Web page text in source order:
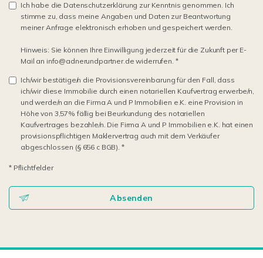
Ich habe die Datenschutzerklärung zur Kenntnis genommen. Ich
stimme zu, dass meine Angaben und Daten zur Beantwortung
meiner Anfrage elektronisch erhoben und gespeichert werden.
Hinweis: Sie können Ihre Einwilligung jederzeit für die Zukunft per E-
Mail an info@adnerundpartner.de widerrufen. *
Ich/wir bestätige/n die Provisionsvereinbarung für den Fall, dass
ich/wir diese Immobilie durch einen notariellen Kaufvertrag erwerbe/n,
und werde/n an die Firma A und P Immobilien e.K. eine Provision in
Höhe von 3,57% fällig bei Beurkundung des notariellen
Kaufvertrages bezahle/n. Die Firma A und P Immobilien e.K. hat einen
provisionspflichtigen Maklervertrag auch mit dem Verkäufer
abgeschlossen (§ 656 c BGB). *
* Pflichtfelder
Absenden